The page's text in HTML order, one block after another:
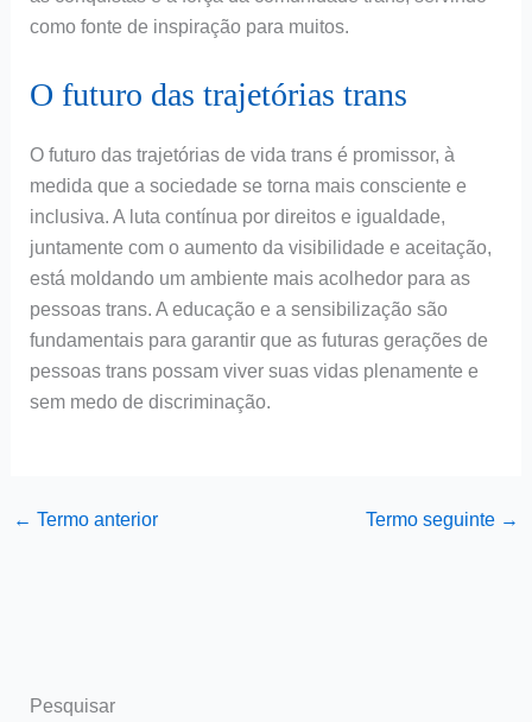
como fonte de inspiração para muitos.
O futuro das trajetórias trans
O futuro das trajetórias de vida trans é promissor, à
medida que a sociedade se torna mais consciente e
inclusiva. A luta contínua por direitos e igualdade,
juntamente com o aumento da visibilidade e aceitação,
está moldando um ambiente mais acolhedor para as
pessoas trans. A educação e a sensibilização são
fundamentais para garantir que as futuras gerações de
pessoas trans possam viver suas vidas plenamente e
sem medo de discriminação.
← Termo anterior Termo seguinte →
Pesquisar